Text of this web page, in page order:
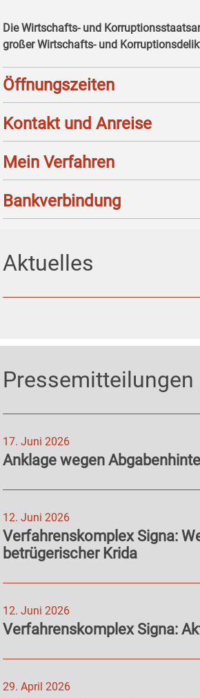
Die Wirtschafts- und
großer Wirtschafts- und
Öffnungszeiten
Kontakt und Anreise
Mein Verfahren
Bankverbindung
Aktuelles
Pressemitteilungen
17. Juni 2026
Anklage wegen
12. Juni 2026
Verfahrenskomplex Signa:
betrügerischer Krida
12. Juni 2026
Verfahrenskomplex Signa:
29. April 2026